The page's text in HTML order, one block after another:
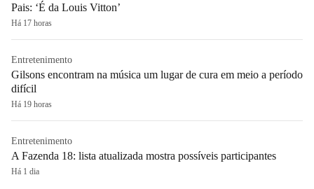
Pais: ‘É da Louis Vitton’
Há 17 horas
Entretenimento
Gilsons encontram na música um lugar de cura em meio a período
difícil
Há 19 horas
Entretenimento
A Fazenda 18: lista atualizada mostra possíveis participantes
Há 1 dia